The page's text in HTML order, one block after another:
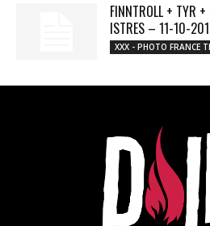
FINNTROLL + TYR
ISTRES – 11-10-
XXX - PHOTO FRANCE